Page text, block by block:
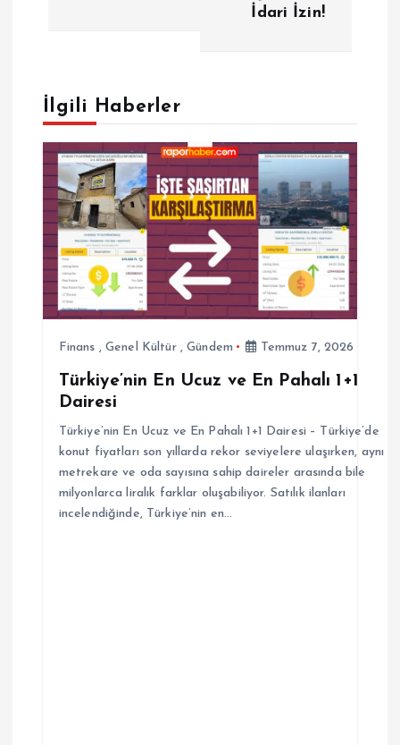
e
z
n
m
İdari İzin!
İlgili Haberler
Finans ,Genel Kültür,Gündem Temmuz 7, 2026
Türkiye’nin En Ucuz ve En Pahalı 1+1
Dairesi
Türkiye’nin En Ucuz ve En Pahalı 1+1 Dairesi – Türkiye’de
konut fiyatları son yıllarda rekor seviyelere ulaşırken, aynı
metrekare ve oda sayısına sahip daireler arasında bile
milyonlarca liralık farklar oluşabiliyor. Satılık ilanları
incelendiğinde, Türkiye’nin en…